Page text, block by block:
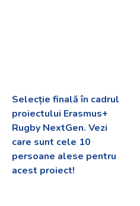
Selecție finală în cadrul
proiectului Erasmus+
Rugby NextGen. Vezi
care sunt cele 10
persoane alese pentru
acest proiect!